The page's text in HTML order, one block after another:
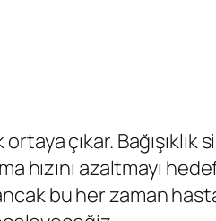
çıkar. Bağışıklık
hızını azaltmayı
bu her zaman